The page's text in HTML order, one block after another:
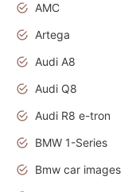
AMC
Artega
Audi A8
Audi Q8
Audi R8 e-tron
BMW 1-Series
Bmw car images